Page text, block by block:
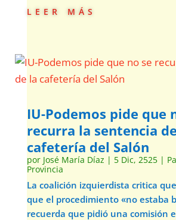
leer más
IU-Podemos pide que
recurra la sentencia
cafetería del Salón
por José María Díaz | 5 Dic, 2525|
Provincia
La coalición izquierdista critica
que el procedimiento «no estaba
recuerda que pidió una comisión